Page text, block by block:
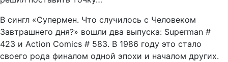
В сингл «Супермен. Что случилось с Человеком
Завтрашнего дня?» вошли два выпуска: Superman #
423 и Action Comics # 583. В 1986 году это стало
своего рода финалом одной эпохи и началом других.